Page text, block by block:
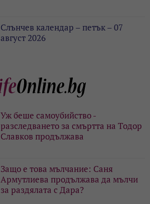
Слънчев календар – петък – 07
август 2026
Уж беше самоубийство -
разследването за смъртта на Тодор
Славков продължава
Защо е това мълчание: Саня
Армутлиева продължава да мълчи
за раздялата с Дара?